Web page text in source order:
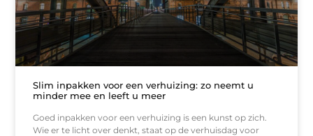
Slim inpakken voor een verhuizing: zo neemt u
minder mee en leeft u meer
Goed inpakken voor een verhuizing is een kunst op zich.
Wie er te licht over denkt, staat op de verhuisdag voor